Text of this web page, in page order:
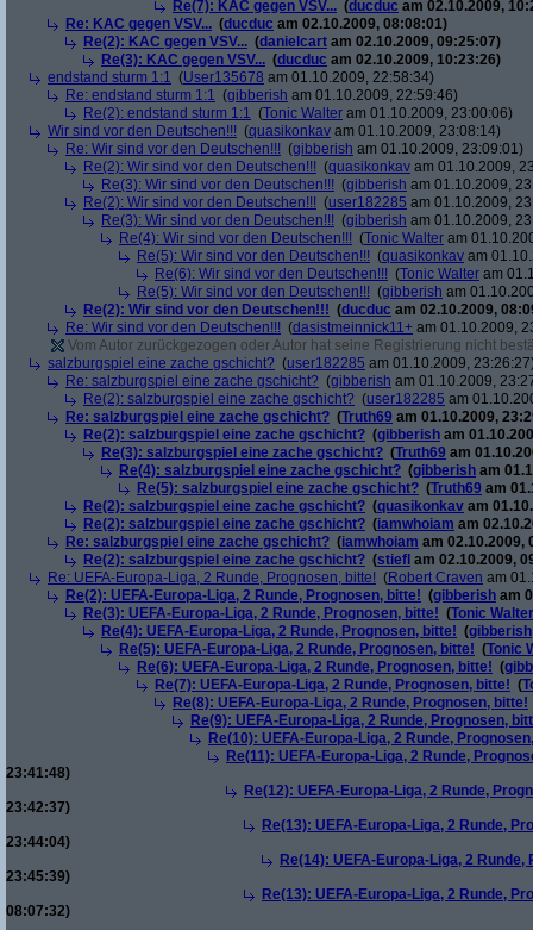
Re(7): KAC gegen VSV... (ducduc am 02.10.2009,
Re: KAC gegen VSV... (ducduc am 02.10.2009, 08:08:01)
Re(2): KAC gegen VSV... (danielcart am 02.10.2009, 09:25:07)
Re(3): KAC gegen VSV... (ducduc am 02.10.2009, 10:23:26)
endstand sturm 1:1 (User135678 am 01.10.2009, 22:58:34)
Re: endstand sturm 1:1 (gibberish am 01.10.2009, 22:59:46)
Re(2): endstand sturm 1:1 (Tonic Walter am 01.10.2009, 23:00:06)
Wir sind vor den Deutschen!!! (quasikonkav am 01.10.2009, 23:08:14)
Re: Wir sind vor den Deutschen!!! (gibberish am 01.10.2009, 23:09:01)
Re(2): Wir sind vor den Deutschen!!! (quasikonkav am 01.10.2009,
Re(3): Wir sind vor den Deutschen!!! (gibberish am 01.10.2009,
Re(2): Wir sind vor den Deutschen!!! (user182285 am 01.10.2009,
Re(3): Wir sind vor den Deutschen!!! (gibberish am 01.10.2009,
Re(4): Wir sind vor den Deutschen!!! (Tonic Walter am
Re(5): Wir sind vor den Deutschen!!! (quasikonkav am
Re(6): Wir sind vor den Deutschen!!! (Tonic Walter am
Re(5): Wir sind vor den Deutschen!!! (gibberish am
Re(2): Wir sind vor den Deutschen!!! (ducduc am 02.10.2009,
Re: Wir sind vor den Deutschen!!! (dasistmeinnick11+ am 01.10.2009,
Vom Autor zurückgezogen oder Autor hat seine Registrierung nicht
salzburgspiel eine zache gschicht? (user182285 am 01.10.2009,
Re: salzburgspiel eine zache gschicht? (gibberish am 01.10.2009,
Re(2): salzburgspiel eine zache gschicht? (user182285 am
Re: salzburgspiel eine zache gschicht? (Truth69 am 01.10.2009,
Re(2): salzburgspiel eine zache gschicht? (gibberish am
Re(3): salzburgspiel eine zache gschicht? (Truth69 am
Re(4): salzburgspiel eine zache gschicht? (gibberish am
Re(5): salzburgspiel eine zache gschicht? (Truth69 am
Re(2): salzburgspiel eine zache gschicht? (quasikonkav am
Re(2): salzburgspiel eine zache gschicht? (iamwhoiam am
Re: salzburgspiel eine zache gschicht? (iamwhoiam am 02.10.2009,
Re(2): salzburgspiel eine zache gschicht? (stiefl am 02.10.2009,
Re: UEFA-Europa-Liga, 2 Runde, Prognosen, bitte! (Robert Craven am
Re(2): UEFA-Europa-Liga, 2 Runde, Prognosen, bitte! (gibberish am
Re(3): UEFA-Europa-Liga, 2 Runde, Prognosen, bitte! (Tonic Walter
Re(4): UEFA-Europa-Liga, 2 Runde, Prognosen, bitte! (gibberish
Re(5): UEFA-Europa-Liga, 2 Runde, Prognosen, bitte! (Tonic
Re(6): UEFA-Europa-Liga, 2 Runde, Prognosen, bitte! (
Re(7): UEFA-Europa-Liga, 2 Runde, Prognosen, bitte! (
Re(8): UEFA-Europa-Liga, 2 Runde, Prognosen, bitte!
Re(9): UEFA-Europa-Liga, 2 Runde, Prognosen,
Re(10): UEFA-Europa-Liga, 2 Runde,
Re(11): UEFA-Europa-Liga, 2 Runde,
23:41:48)
Re(12): UEFA-Europa-Liga, 2 Runde,
23:42:37)
Re(13): UEFA-Europa-Liga, 2 Runde,
23:44:04)
Re(14): UEFA-Europa-Liga, 2
23:45:39)
Re(13): UEFA-Europa-Liga, 2 Runde,
08:07:32)